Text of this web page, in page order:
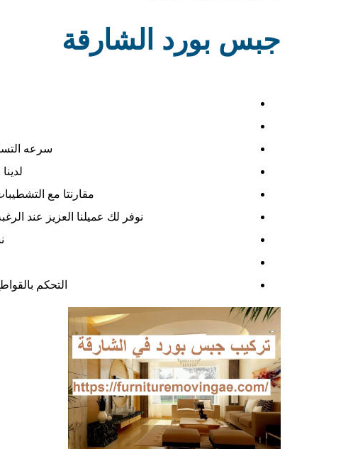
جبس بورد الشارقة
سرعه
مقارنتا مع
نوفر لك عميلنا العزيز عند
التحكم